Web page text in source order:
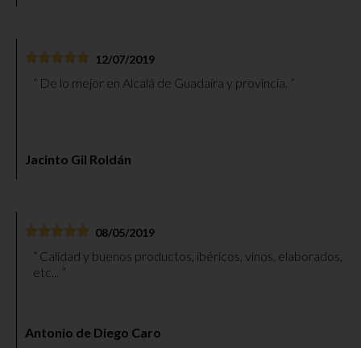
12/07/2019
De lo mejor en Alcalá de Guadaíra y provincia.
Jacinto Gil Roldán
08/05/2019
etc...
Antonio de Diego Caro